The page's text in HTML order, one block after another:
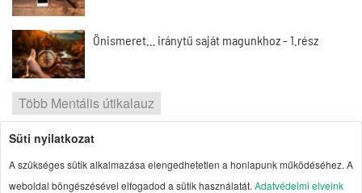
Önismeret… iránytű saját magunkhoz - 1.rész
Több Mentális útikalauz
Szerzői jogok| Adatvédelmi elvek| Süti
Süti nyilatkozat
A szükséges sütik alkalmazása elengedhetetlen a honlapunk működéséhez. A
weboldal böngészésével elfogadod a sütik használatát. Adatvédelmi elveink